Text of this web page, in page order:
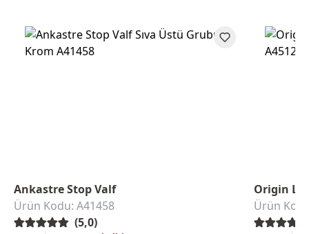
Ankastre Stop Valf
Ürün Kodu: A41458
(5,0)
Origin
Ürün